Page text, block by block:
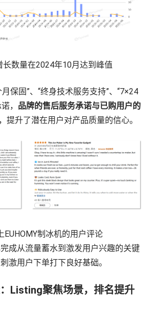
长数量在2024年10月达到峰值
保固”、“终身技术服务支持”、“7×24
， 品牌的售后服务承诺与已购用户的
，提升了潜在用户对产品质量的信心。
EUHOMY制冰机的用户评论
成从流量蓄水到激发用户兴趣的关键
激用户下单打下良好基础。
Listing聚焦场景，排名提升